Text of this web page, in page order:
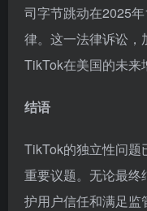
司字节跳动在2025
律。这一法律诉讼，
TikTok在美国的未来
结语
TikTok的独立性问题
重要议题。无论最终
护用户信任和满足监